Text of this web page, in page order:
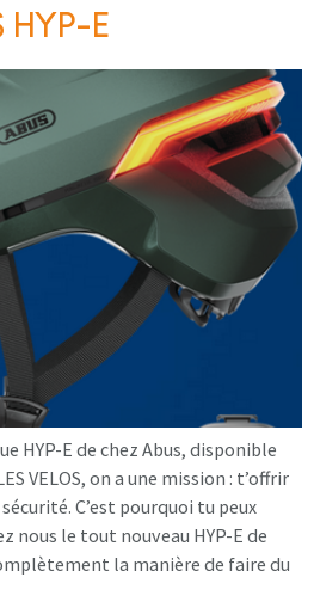
HYP-E
HYP-E de chez Abus, disponible
VELOS, on a une mission : t’offrir
C’est pourquoi tu peux
nous le tout nouveau HYP-E de
la manière de faire du